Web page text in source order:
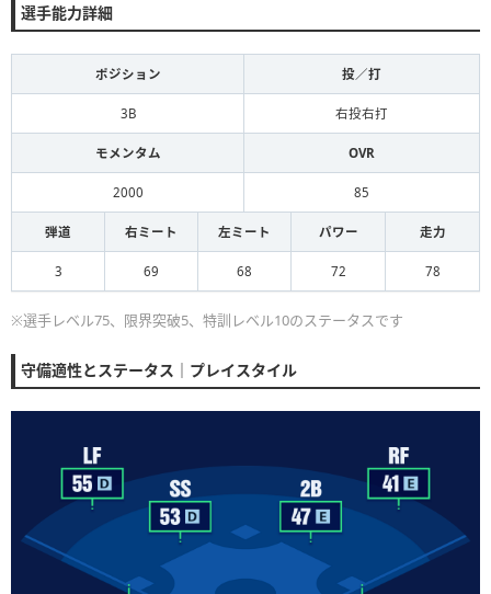
選手能力詳細
ポジション 投／打
3B 右投右打
モメンタム OVR
2000 85
弾道 右ミート 左ミート パワー 走力
3 69 68 72 78
※選手レベル75、限界突破5、特訓レベル10のステータスです
守備適性とステータス｜プレイスタイル